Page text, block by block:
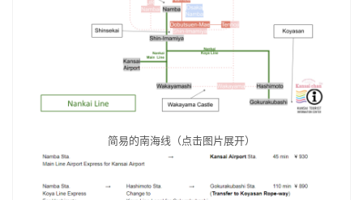
简易的南海线（点击图片展开）